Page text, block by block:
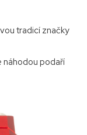
tradicí značky
náhodou podaří